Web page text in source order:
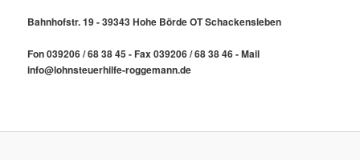
Bahnhofstr. 19 - 39343 Hohe Börde OT Schackensleben
Fon 039206 / 68 38 45 - Fax 039206 / 68 38 46 - Mail
info@lohnsteuerhilfe-roggemann.de